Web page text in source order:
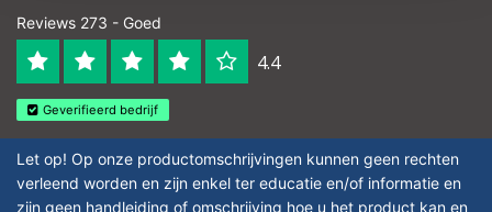
Reviews 273 - Goed
4.4
Geverifieerd bedrijf
Let op! Op onze productomschrijvingen kunnen geen rechten
verleend worden en zijn enkel ter educatie en/of informatie en
zijn geen handleiding of omschrijving hoe u het product kan en